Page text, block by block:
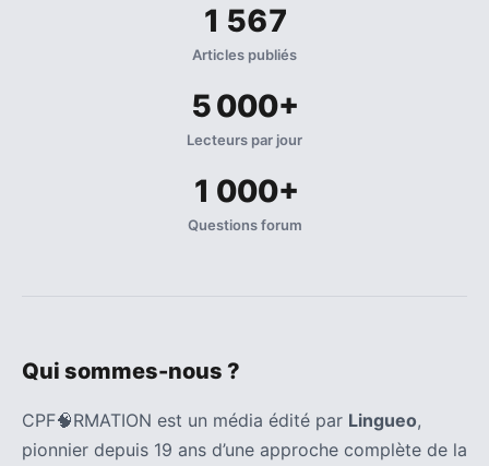
1 567
Articles publiés
5 000+
Lecteurs par jour
1 000+
Questions forum
Qui sommes-nous ?
CPF🧠RMATION est un média édité par Lingueo,
pionnier depuis 19 ans d’une approche complète de la